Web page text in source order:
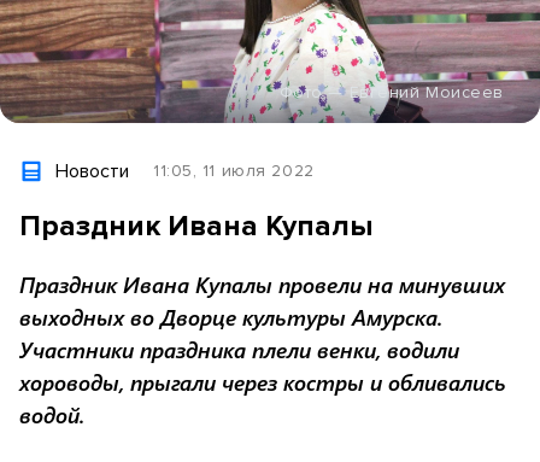
Фото — Евгений Моисеев
Новости 11:05, 11 июля 2022
Праздник Ивана Купалы
Праздник Ивана Купалы провели на минувших
выходных во Дворце культуры Амурска.
Участники праздника плели венки, водили
хороводы, прыгали через костры и обливались
водой.